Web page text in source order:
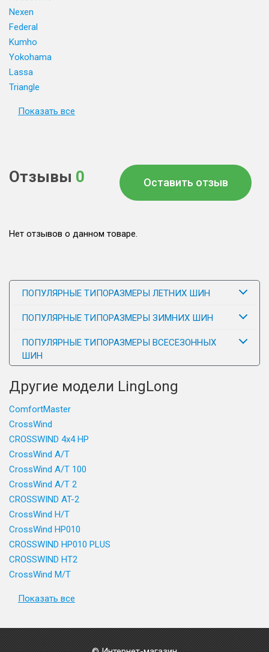
Nexen
Federal
Kumho
Yokohama
Lassa
Triangle
Показать все
Отзывы 0 Оставить отзыв
Нет отзывов о данном товаре.
ПОПУЛЯРНЫЕ ТИПОРАЗМЕРЫ ЛЕТНИХ ШИН
ПОПУЛЯРНЫЕ ТИПОРАЗМЕРЫ ЗИМНИХ ШИН
ПОПУЛЯРНЫЕ ТИПОРАЗМЕРЫ ВСЕСЕЗОННЫХ
ШИН
Другие модели LingLong
ComfortMaster
CrossWind
CROSSWIND 4x4 HP
CrossWind A/T
CrossWind A/T 100
CrossWind A/T 2
CROSSWIND AT-2
CrossWind H/T
CrossWind HP010
CROSSWIND HP010 PLUS
CROSSWIND HT2
CrossWind M/T
Показать все